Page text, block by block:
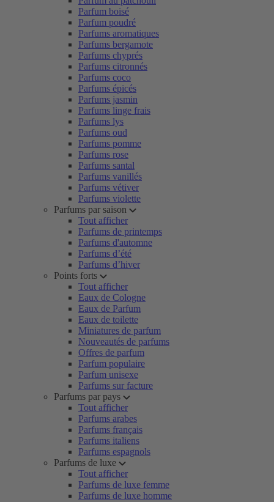
Parfum boisé
Parfum poudré
Parfums aromatiques
Parfums bergamote
Parfums chyprés
Parfums citronnés
Parfums coco
Parfums épicés
Parfums jasmin
Parfums linge frais
Parfums lys
Parfums oud
Parfums pomme
Parfums rose
Parfums santal
Parfums vanillés
Parfums vétiver
Parfums violette
Parfums par saison
Tout afficher
Parfums de printemps
Parfums d'automne
Parfums d’été
Parfums d’hiver
Points forts
Tout afficher
Eaux de Cologne
Eaux de Parfum
Eaux de toilette
Miniatures de parfum
Nouveautés de parfums
Offres de parfum
Parfum populaire
Parfum unisexe
Parfums sur facture
Parfums par pays
Tout afficher
Parfums arabes
Parfums français
Parfums italiens
Parfums espagnols
Parfums de luxe
Tout afficher
Parfums de luxe femme
Parfums de luxe homme